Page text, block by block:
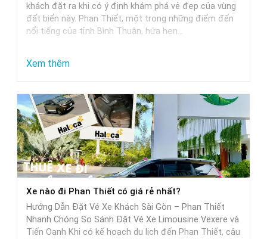
khách đặt ra khi có ý định khám phá vẻ đẹp của vùng
đất biển này. Phan Thiết, một trong những điểm đến
nổi tiếng của tỉnh Bình Thuận, hứa hẹn…
Xem thêm:
Sài
Gòn
đi
Phan
Thiết
mất
bao
nhiêu
tiếng
Xe nào đi Phan Thiết có giá rẻ nhất?
Hướng Dẫn Đặt Vé Xe Khách Sài Gòn – Phan Thiết
Nhanh Chóng So Sánh Đặt Vé Xe Limousine Vexere và
Tiến Oanh Khi có kế hoạch du lịch đến Phan Thiết, câu